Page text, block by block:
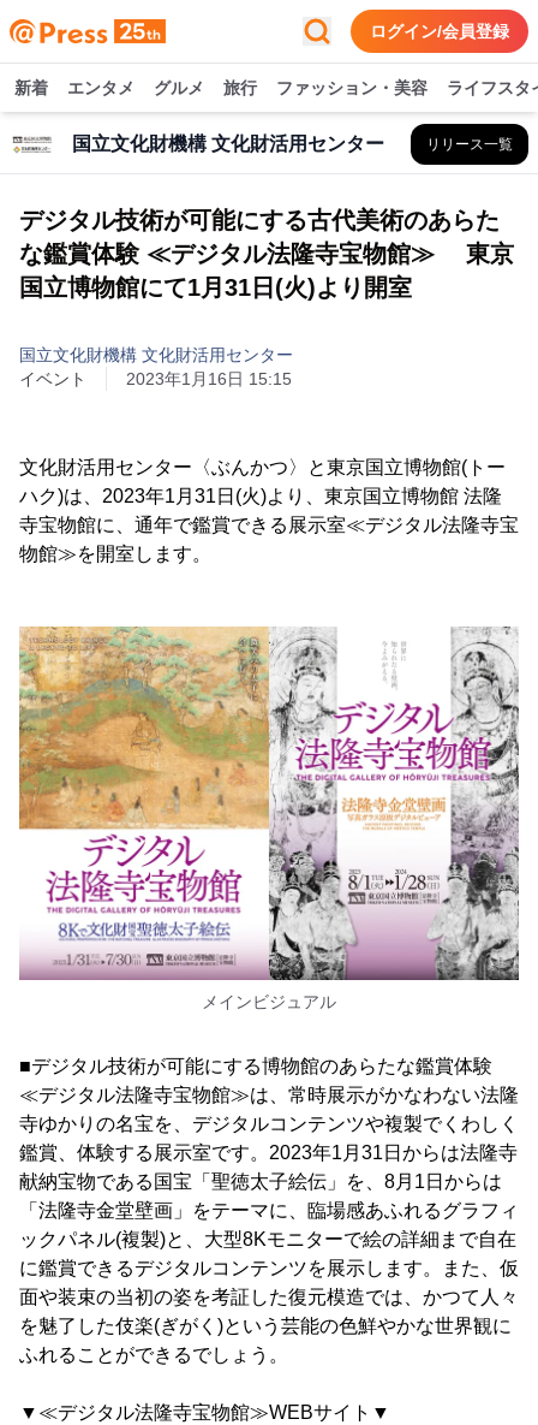
ログイン/会員登録
新着 エンタメ グルメ 旅行 ファッション・美容 ライフスタ
国立文化財機構 文化財活用センター リリース一覧
デジタル技術が可能にする古代美術のあらた
な鑑賞体験 ≪デジタル法隆寺宝物館≫ 東京
国立博物館にて1月31日(火)より開室
国立文化財機構 文化財活用センター
イベント
2023年1月16日 15:15
文化財活用センター〈ぶんかつ〉と東京国立博物館(トー
ハク)は、2023年1月31日(火)より、東京国立博物館 法隆
寺宝物館に、通年で鑑賞できる展示室≪デジタル法隆寺宝
物館≫を開室します。
メインビジュアル
■デジタル技術が可能にする博物館のあらたな鑑賞体験
≪デジタル法隆寺宝物館≫は、常時展示がかなわない法隆
寺ゆかりの名宝を、デジタルコンテンツや複製でくわしく
鑑賞、体験する展示室です。2023年1月31日からは法隆寺
献納宝物である国宝「聖徳太子絵伝」を、8月1日からは
「法隆寺金堂壁画」をテーマに、臨場感あふれるグラフィ
ックパネル(複製)と、大型8Kモニターで絵の詳細まで自在
に鑑賞できるデジタルコンテンツを展示します。また、仮
面や装束の当初の姿を考証した復元模造では、かつて人々
を魅了した伎楽(ぎがく)という芸能の色鮮やかな世界観に
ふれることができるでしょう。
▼≪デジタル法隆寺宝物館≫WEBサイト▼